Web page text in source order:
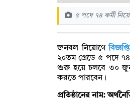
৫ পদে ৭৪ কর্মী
জনবল নিয়োগে
২০তম গ্রেডে ৫ পদে
শুরু হয়ে চলবে ৩০ জুন
করতে পারবেন।
প্রতিষ্ঠানের নাম: